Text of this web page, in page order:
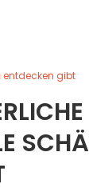
entdecken gibt